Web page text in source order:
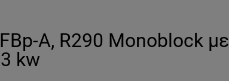
A, R290 Monoblock με
kw